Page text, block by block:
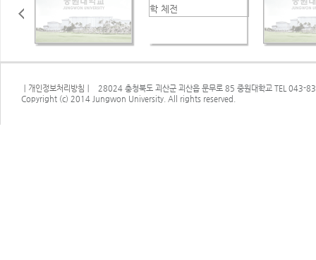
개인정보처리방침 ㅣ 28024 충청북도 괴산군 괴산읍 문무로 85 중원대학교 TEL
Copyright (c) 2014 Jungwon University. All rights reserved.